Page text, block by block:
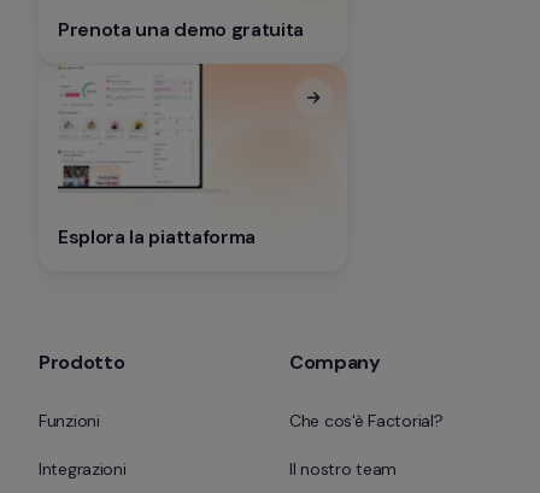
Prenota una demo gratuita
Esplora la piattaforma
Prodotto
Funzioni
Integrazioni
Company
Che cos'è Factorial?
Il nostro team